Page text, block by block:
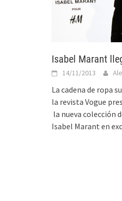
Isabel Marant
14/11/2013
La cadena de ropa
la revista Vogue
la nueva colección
Isabel Marant en